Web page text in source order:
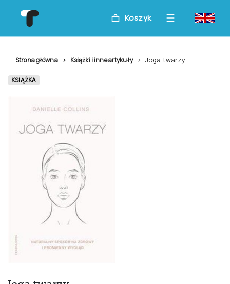
Koszyk
Strona główna Książki i inne artykuły Joga twarzy
KSIĄŻKA